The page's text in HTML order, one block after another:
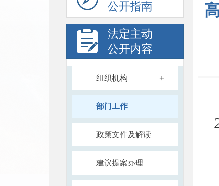
公开指南
法定主动
公开内容
组织机构 +
部门工作
政策文件及解读
建议提案办理